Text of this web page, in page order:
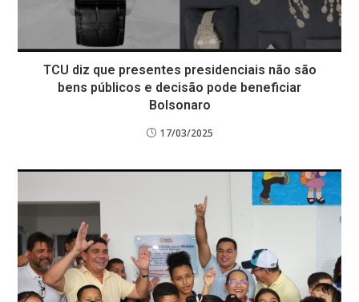
TCU diz que presentes presidenciais não são
bens públicos e decisão pode beneficiar
Bolsonaro
17/03/2025